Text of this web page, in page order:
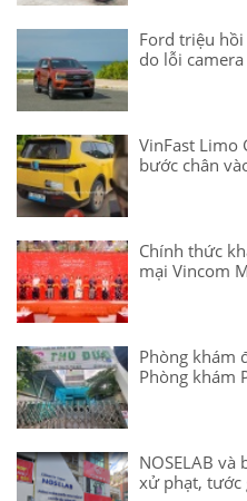
Ford triệu
do lỗi
VinFast Limo
bước chân
Chính thức
mại Vincom
Phòng khám
Phòng khám
NOSELAB và
xử phạt, tước